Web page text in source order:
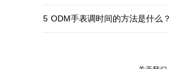
5 ODM手表调时间的方法是什么？